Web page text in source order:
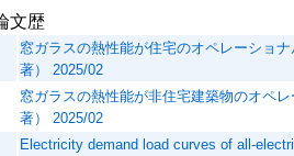
文歴
窓ガラスの熱性能が住宅のオペレーショ
著） 2025/02
窓ガラスの熱性能が非住宅建築物のオペ
著） 2025/02
Electricity demand load curves of all-